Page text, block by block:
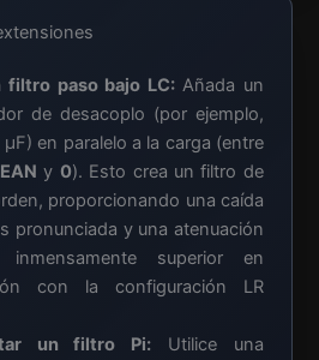
filtro paso bajo LC:Añada un
de desacoplo (por ejemplo,
µF) en paralelo a la carga (entre
y 0). Esto crea un filtro de
proporcionando una caída
pronunciada y una atenuación
superior en
con la configuración LR
un filtro Pi: Utilice una